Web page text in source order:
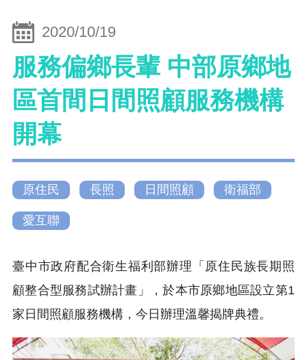
2020/10/19
服務偏鄉長輩 中部原鄉地
區首間日間照顧服務機構
開幕
原住民 長照 日間照顧 衛福部
愛互聯
臺中市政府配合衛生福利部辦理「原住民族長期照
顧整合型服務試辦計畫」，於本市原鄉地區設立第1
家日間照顧服務機構，今日辦理溫馨揭牌典禮。